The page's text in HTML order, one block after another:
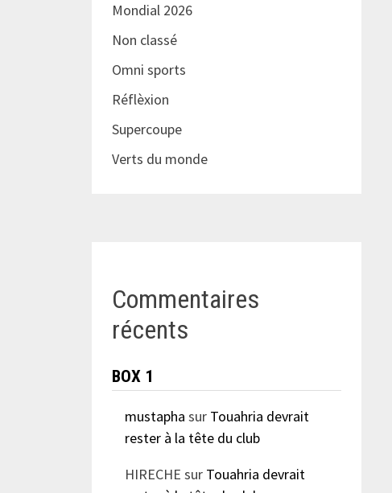
Mondial 2026
Non classé
Omni sports
Réflèxion
Supercoupe
Verts du monde
Commentaires
récents
BOX 1
mustapha sur Touahria devrait
rester à la tête du club
HIRECHE sur Touahria devrait